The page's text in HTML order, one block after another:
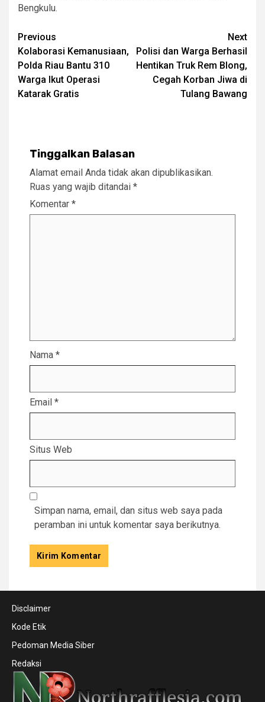
Bengkulu.
Post
navigation
Previous
Kolaborasi Kemanusiaan,
Polda Riau Bantu 310
Warga Ikut Operasi
Katarak Gratis
Next
Polisi dan Warga Berhasil
Hentikan Truk Rem Blong,
Cegah Korban Jiwa di
Tulang Bawang
Tinggalkan Balasan
Alamat email Anda tidak akan dipublikasikan.
Ruas yang wajib ditandai *
Komentar *
Nama *
Email *
Situs Web
Simpan nama, email, dan situs web saya pada
peramban ini untuk komentar saya berikutnya.
Disclaimer
Kode Etik
Pedoman Media Siber
Redaksi